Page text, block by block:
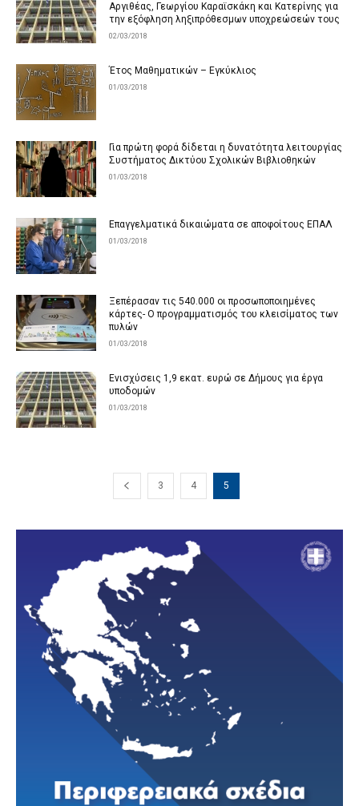
Αργιθέας, Γεωργίου Καραϊσκάκη και Κατερίνης για
την εξόφληση ληξιπρόθεσμων υποχρεώσεών τους
02/03/2018
Έτος Μαθηματικών – Εγκύκλιος
01/03/2018
Για πρώτη φορά δίδεται η δυνατότητα λειτουργίας
Συστήματος Δικτύου Σχολικών Βιβλιοθηκών
01/03/2018
Επαγγελματικά δικαιώματα σε αποφοίτους ΕΠΑΛ
01/03/2018
Ξεπέρασαν τις 540.000 οι προσωποποιημένες
κάρτες- Ο προγραμματισμός του κλεισίματος των
πυλών
01/03/2018
Ενισχύσεις 1,9 εκατ. ευρώ σε Δήμους για έργα
υποδομών
01/03/2018
3 4 5